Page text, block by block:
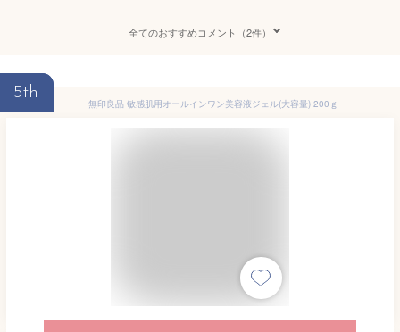
全てのおすすめコメント（2件）
5th
無印良品 敏感肌用オールインワン美容液ジェル(大容量) 200ｇ